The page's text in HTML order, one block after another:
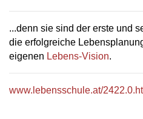
...denn sie sind der erste und
die erfolgreiche
eigenen Lebens-Vision.
www.lebensschule.at/